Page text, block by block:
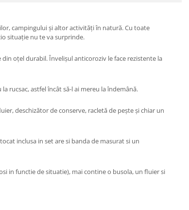
campingului și altor activități în natură. Cu toate
situație nu te va surprinde.
oțel durabil. Învelișul anticoroziv le face rezistente la
rucsac, astfel încât să-l ai mereu la îndemână.
deschizător de conserve, racletă de pește și chiar un
inclusa in set are si banda de masurat si un
in functie de situatie), mai contine o busola, un fluier si